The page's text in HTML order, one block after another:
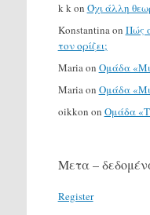
k kon Όχι άλλη
Konstantinaon Πώς
τον ορίζει;
Mariaon Ομάδα
Mariaon Ομάδα
oikkon on Ομάδα
Μετα –
Register